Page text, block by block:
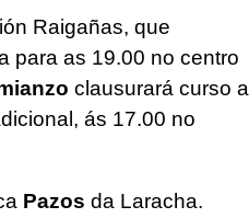
Raigañas, que
para as 19.00 no centro
clausurará curso a
ás 17.00 no
Pazos da Laracha.